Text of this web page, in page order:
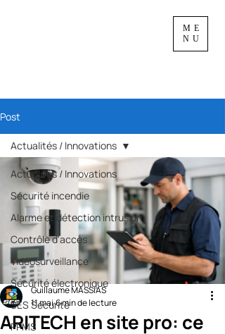
ME
NU
Post
Actualités / Innovations
Sécurité incendie
Alarme et détection intrusion
Contrôle d'accès
Vidéosurveillance
Sécurité électronique
SES Sécurité
PPMS
Actualités / Innovations
ARITECH en site pro: ce
Guillaume MASSIAS
11 mai6 min de lecture